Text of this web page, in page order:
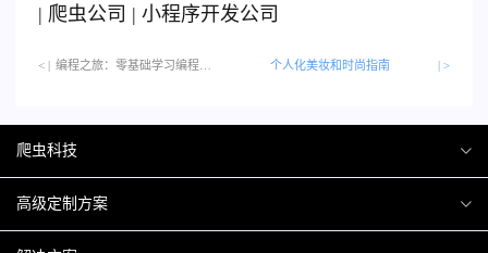
| 爬虫公司 | 小程序开发公司
< | 个人化美妆和时尚指南 | >
爬虫科技
爬虫案例
关于爬虫
高级定制方案